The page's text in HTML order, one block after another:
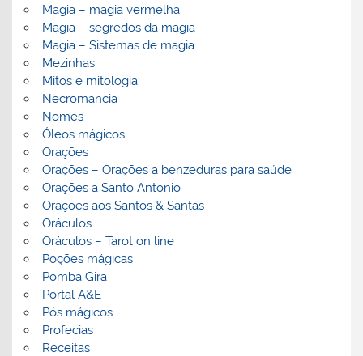
Magia – magia vermelha
Magia – segredos da magia
Magia – Sistemas de magia
Mezinhas
Mitos e mitologia
Necromancia
Nomes
Óleos mágicos
Orações
Orações – Orações a benzeduras para saúde
Orações a Santo Antonio
Orações aos Santos & Santas
Oráculos
Oráculos – Tarot on line
Poções mágicas
Pomba Gira
Portal A&E
Pós mágicos
Profecias
Receitas